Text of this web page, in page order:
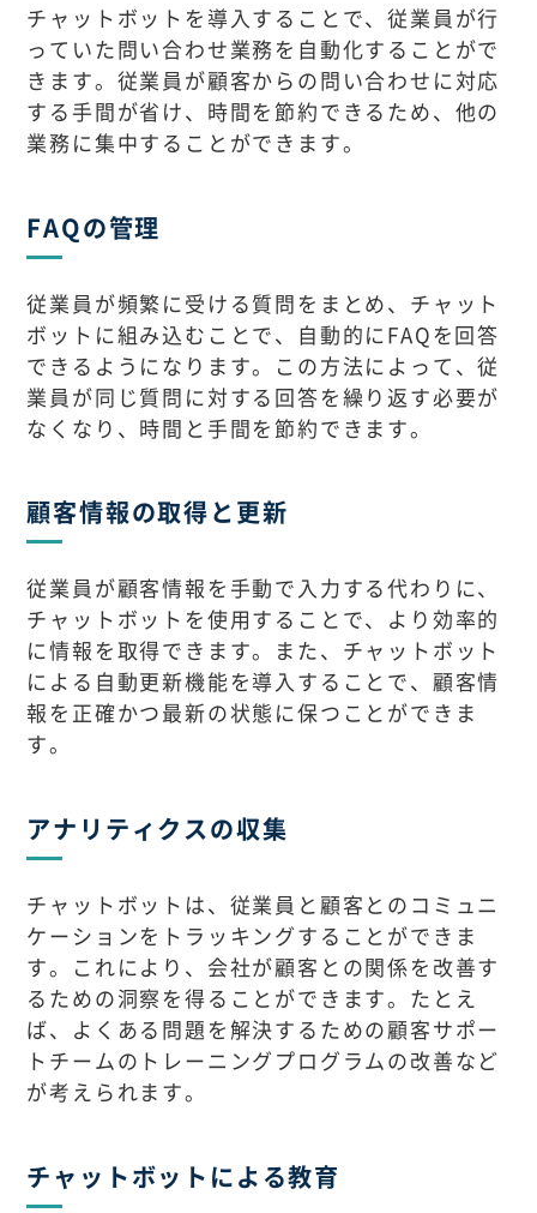
チャットボットを導入することで、従業員が行
っていた問い合わせ業務を自動化することがで
きます。従業員が顧客からの問い合わせに対応
する手間が省け、時間を節約できるため、他の
業務に集中することができます。
FAQの管理
従業員が頻繁に受ける質問をまとめ、チャット
ボットに組み込むことで、自動的にFAQを回答
できるようになります。この方法によって、従
業員が同じ質問に対する回答を繰り返す必要が
なくなり、時間と手間を節約できます。
顧客情報の取得と更新
従業員が顧客情報を手動で入力する代わりに、
チャットボットを使用することで、より効率的
に情報を取得できます。また、チャットボット
による自動更新機能を導入することで、顧客情
報を正確かつ最新の状態に保つことができま
す。
アナリティクスの収集
チャットボットは、従業員と顧客とのコミュニ
ケーションをトラッキングすることができま
す。これにより、会社が顧客との関係を改善す
るための洞察を得ることができます。たとえ
ば、よくある問題を解決するための顧客サポー
トチームのトレーニングプログラムの改善など
が考えられます。
チャットボットによる教育